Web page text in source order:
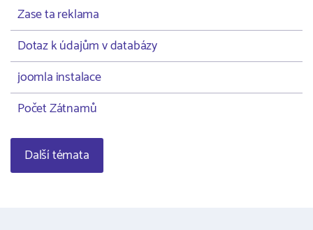
Zase ta reklama
Dotaz k údajům v databázy
joomla instalace
Počet Zátnamů
Další témata